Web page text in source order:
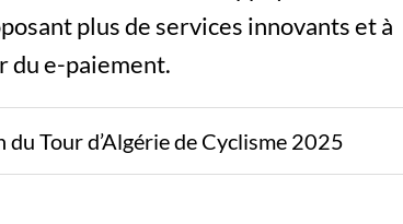
plus de services innovants et à
du e-paiement.
du Tour d’Algérie de Cyclisme 2025